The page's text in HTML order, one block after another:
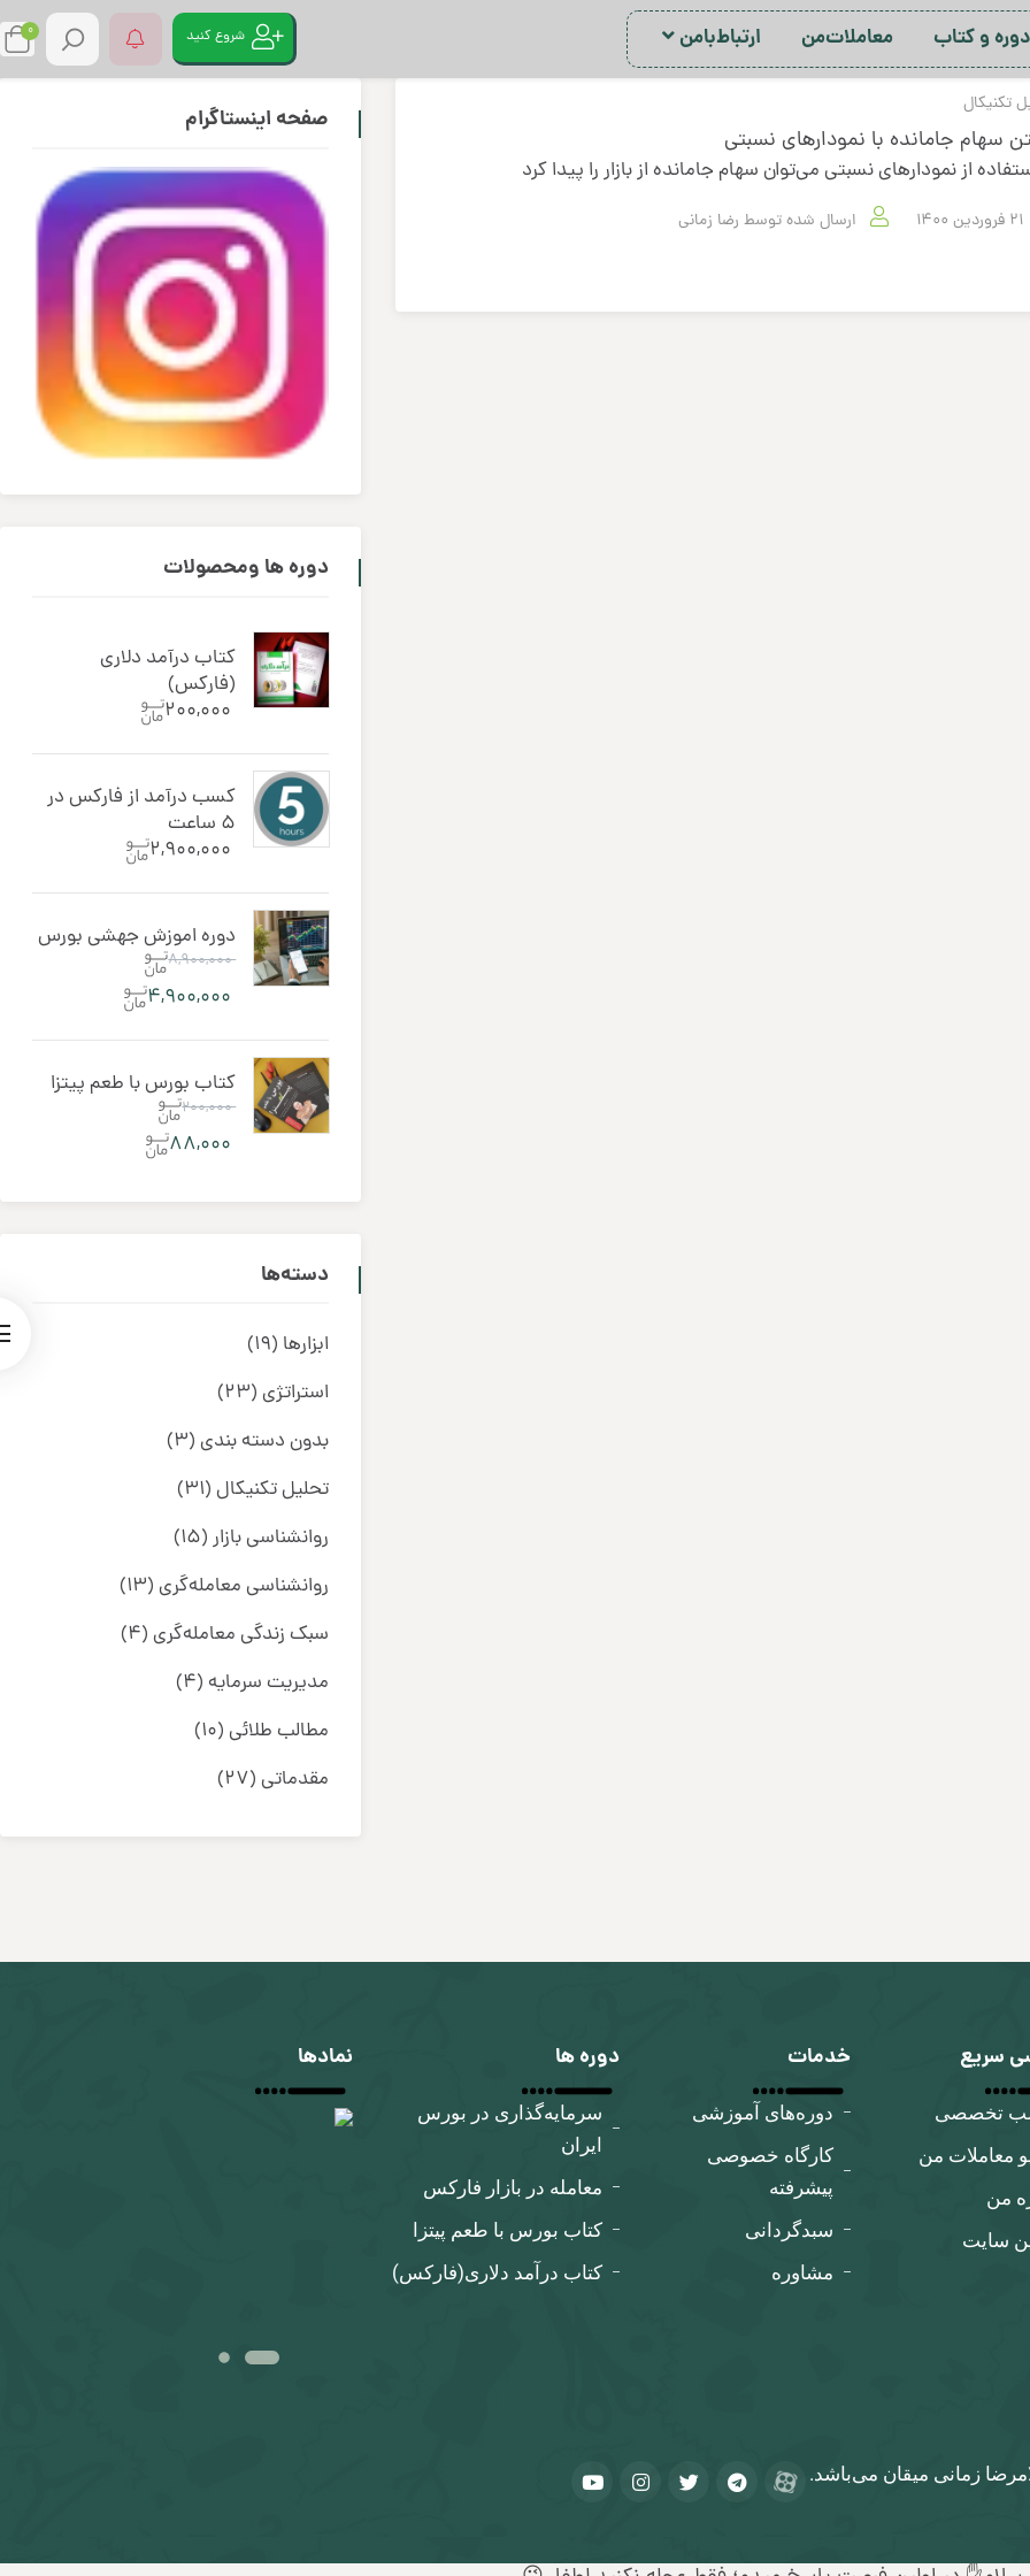
دور‌ه‌ و کتاب معاملات‌من ارتباط‌با‌من شروع کنید 0
تکنیکال
سهام جامانده با نمودارهای نسبتی
از نمودارهای نسبتی می‌توان سهام جامانده از بازار را پیدا کرد
ارسال شده توسط رضا زمانی
صفحه اینستاگرام
دوره ‌ها ومحصولات
کتاب درآمد دلاری
(فارکس)
۲۰۰,۰۰۰
کسب درآمد از فارکس در
5 ساعت
۲,۹۰۰,۰۰۰
دوره اموزش جهشی بورس
۸,۹۰۰,۰۰۰
۴,۹۰۰,۰۰۰
کتاب بورس با طعم پیتزا
۲۰۰,۰۰۰
۸۸,۰۰۰
دسته‌ها
ابزارها (19)
استراتژی (23)
بدون دسته بندی (3)
تحلیل تکنیکال (31)
روانشناسی بازار(15)
روانشناسی معامله‌گری (13)
سبک زندگی معامله‌گری (4)
مدیریت سرمایه (4)
مطالب طلائی (10)
مقدماتی (27)
سریع
تخصصی
معاملات من
من
سایت
خدمات
دوره‌های آموزشی
کارگاه‌ خصوصی
پیشرفته
سبدگردانی
مشاوره
دوره ها
سرمایه‌گذاری در بورس
ایران
معامله در بازار فارکس
کتاب بورس با طعم پیتزا
کتاب درآمد دلاری‌(فارکس)
نمادها
زمانی میقان می‌باشد.